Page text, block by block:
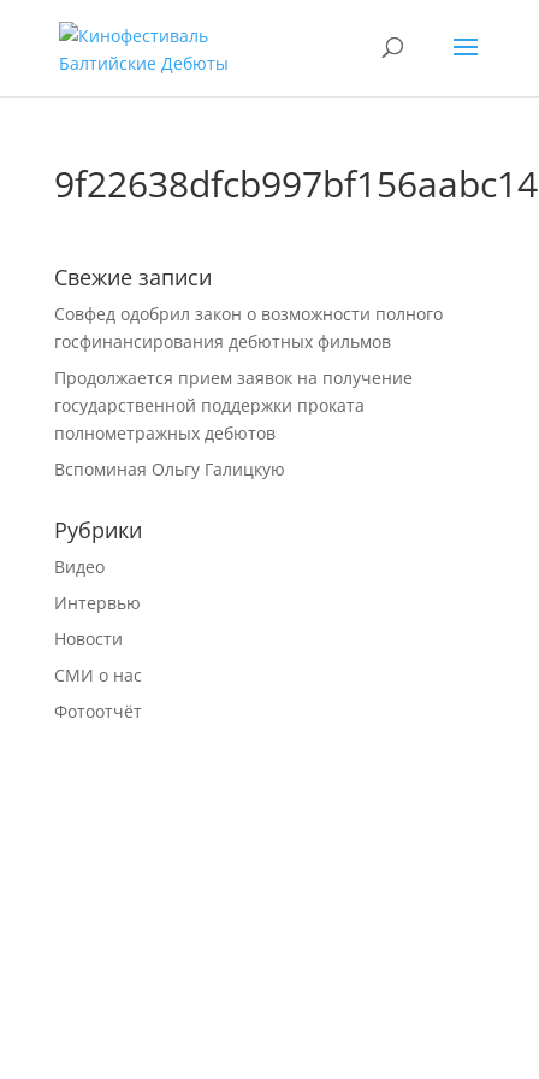
Свежие записи
Совфед одобрил закон о возможности полного
госфинансирования дебютных фильмов
Продолжается прием заявок на получение
государственной поддержки проката
полнометражных дебютов
Вспоминая Ольгу Галицкую
Рубрики
Видео
Интервью
Новости
СМИ о нас
Фотоотчёт